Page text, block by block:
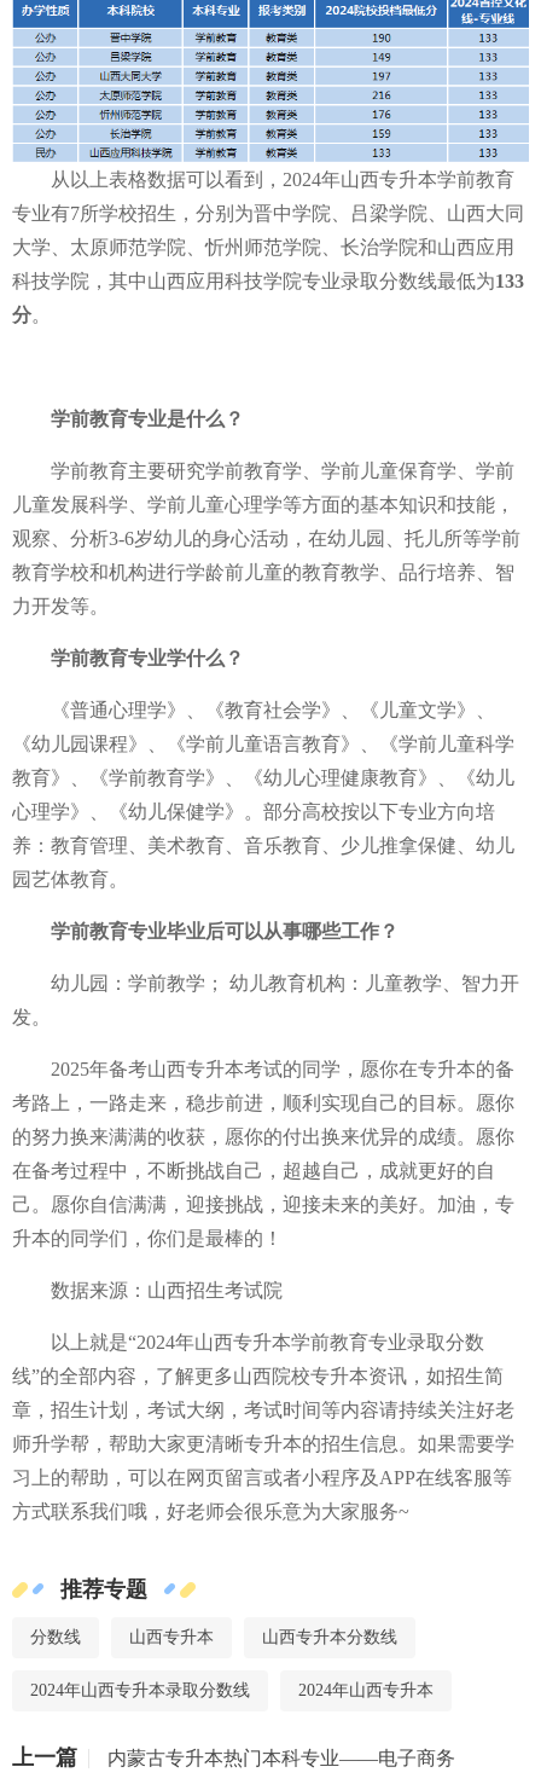
从以上表格数据可以看到，2024年山西专升本学前教育
专业有7所学校招生，分别为晋中学院、吕梁学院、山西大同
大学、太原师范学院、忻州师范学院、长治学院和山西应用
科技学院，其中山西应用科技学院专业录取分数线最低为133
分。
学前教育专业是什么？
学前教育主要研究学前教育学、学前儿童保育学、学前
儿童发展科学、学前儿童心理学等方面的基本知识和技能，
观察、分析3-6岁幼儿的身心活动，在幼儿园、托儿所等学前
教育学校和机构进行学龄前儿童的教育教学、品行培养、智
力开发等。
学前教育专业学什么？
《普通心理学》、《教育社会学》、《儿童文学》、
《幼儿园课程》、《学前儿童语言教育》、《学前儿童科学
教育》、《学前教育学》、《幼儿心理健康教育》、《幼儿
心理学》、《幼儿保健学》。部分高校按以下专业方向培
养：教育管理、美术教育、音乐教育、少儿推拿保健、幼儿
园艺体教育。
学前教育专业毕业后可以从事哪些工作？
幼儿园：学前教学； 幼儿教育机构：儿童教学、智力开
发。
2025年备考山西专升本考试的同学，愿你在专升本的备
考路上，一路走来，稳步前进，顺利实现自己的目标。愿你
的努力换来满满的收获，愿你的付出换来优异的成绩。愿你
在备考过程中，不断挑战自己，超越自己，成就更好的自
己。愿你自信满满，迎接挑战，迎接未来的美好。加油，专
升本的同学们，你们是最棒的！
数据来源：山西招生考试院
以上就是“2024年山西专升本学前教育专业录取分数
线”的全部内容，了解更多山西院校专升本资讯，如招生简
章，招生计划，考试大纲，考试时间等内容请持续关注好老
师升学帮，帮助大家更清晰专升本的招生信息。如果需要学
习上的帮助，可以在网页留言或者小程序及APP在线客服等
方式联系我们哦，好老师会很乐意为大家服务~
推荐专题
分数线 山西专升本 山西专升本分数线
2024年山西专升本录取分数线 2024年山西专升本
上一篇 内蒙古专升本热门本科专业——电子商务